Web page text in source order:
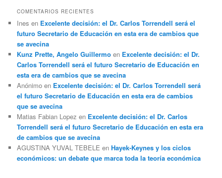
COMENTARIOS RECIENTES
Ines en Excelente decisión: el Dr. Carlos Torrendell será el
futuro Secretario de Educación en esta era de cambios que
se avecina
Kunz Prette, Angelo Guillermo en Excelente decisión: el Dr.
Carlos Torrendell será el futuro Secretario de Educación en
esta era de cambios que se avecina
Anónimo en Excelente decisión: el Dr. Carlos Torrendell será
el futuro Secretario de Educación en esta era de cambios
que se avecina
Matias Fabian Lopez en Excelente decisión: el Dr. Carlos
Torrendell será el futuro Secretario de Educación en esta era
de cambios que se avecina
AGUSTINA YUVAL TEBELE enHayek-Keynes y los ciclos
económicos: un debate que marca toda la teoría económica